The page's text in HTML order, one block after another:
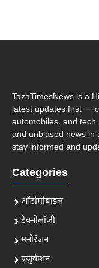
TazaTimesNews is a
latest updates first —
automobiles, and
and unbiased news in
stay informed and
Categories
ऑटोमोबाइल
टेक्नोलॉजी
मनोरंजन
एजुकेशन